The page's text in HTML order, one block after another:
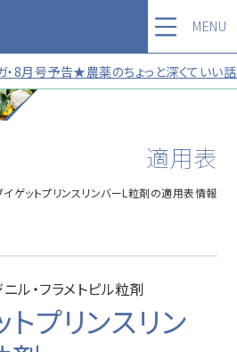
8月号予告★農薬のちょっと深くてい
MENU
適用表
イゲットプリンスリンバーL粒剤の適用表情報
ル・フラメトピル粒剤
トプリンスリン